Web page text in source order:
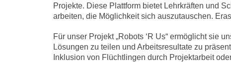
Projekte. Diese Plattform bietet Lehrkräften und
arbeiten, die Möglichkeit sich auszutauschen.
Für unser Projekt „Robots ‘R Us“ ermöglicht sie
Lösungen zu teilen und Arbeitsresultate zu
Inklusion von Flüchtlingen durch Projektarbeit